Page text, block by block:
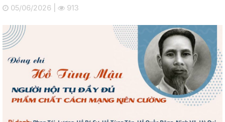
05/06/2026 | 913